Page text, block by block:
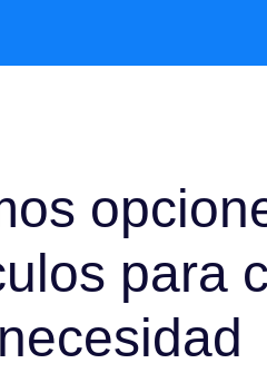
para
necesidad